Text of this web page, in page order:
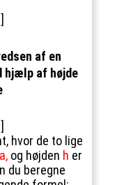
af en
hjælp af højde
hvor de to lige
a, og højden h er
du beregne